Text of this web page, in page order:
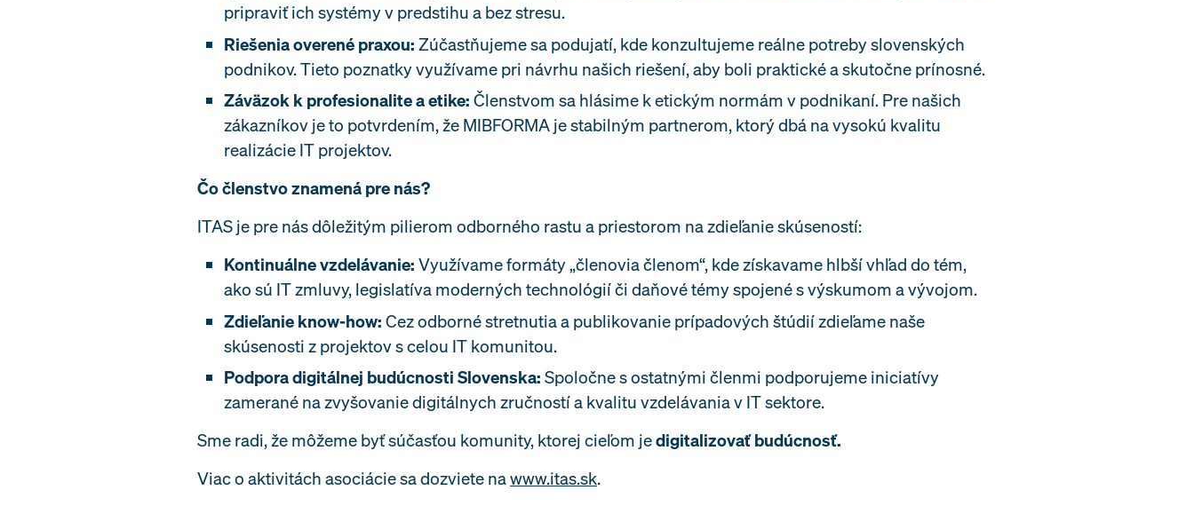
pripraviť ich systémy v predstihu a bez stresu.
Riešenia overené praxou: Zúčastňujeme sa podujatí, kde konzultujeme reálne potreby slovenských
podnikov. Tieto poznatky využívame pri návrhu našich riešení, aby boli praktické a skutočne prínosné.
Záväzok k profesionalite a etike: Členstvom sa hlásime k etickým normám v podnikaní. Pre našich
zákazníkov je to potvrdením, že MIBFORMA je stabilným partnerom, ktorý dbá na vysokú kvalitu
realizácie IT projektov.
Čo členstvo znamená pre nás?
ITAS je pre nás dôležitým pilierom odborného rastu a priestorom na zdieľanie skúseností:
Kontinuálne vzdelávanie: Využívame formáty „členovia členom“, kde získavame hlbší vhľad do tém,
ako sú IT zmluvy, legislatíva moderných technológií či daňové témy spojené s výskumom a vývojom.
Zdieľanie know-how: Cez odborné stretnutia a publikovanie prípadových štúdií zdieľame naše
skúsenosti z projektov s celou IT komunitou.
Podpora digitálnej budúcnosti Slovenska: Spoločne s ostatnými členmi podporujeme iniciatívy
zamerané na zvyšovanie digitálnych zručností a kvalitu vzdelávania v IT sektore.
Sme radi, že môžeme byť súčasťou komunity, ktorej cieľom jedigitalizovať budúcnosť.
Viac o aktivitách asociácie sa dozviete nawww.itas.sk.